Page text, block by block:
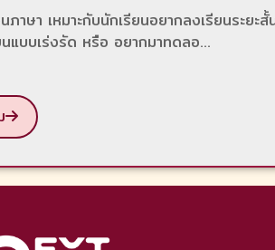
ภาษา เหมาะกับนักเรียนอยากลงเรียนระยะ
แบบเร่งรัด หรือ อยากมาทดลอ...